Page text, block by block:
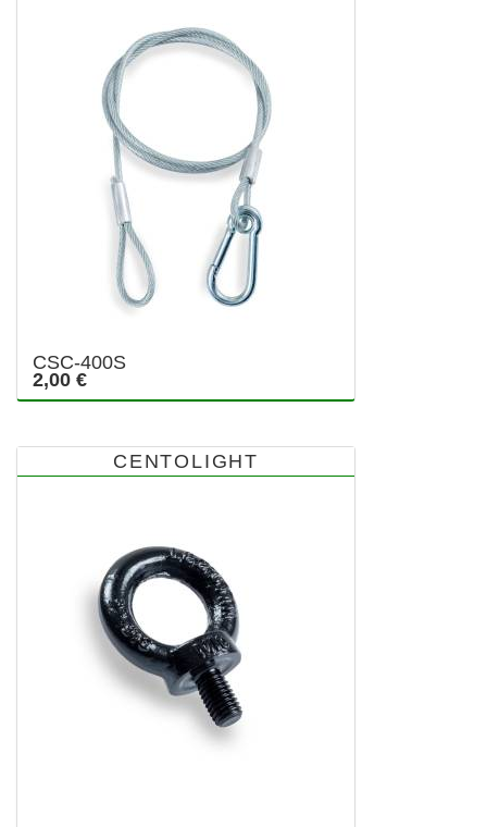
CSC-400S
2,00 €
CENTOLIGHT